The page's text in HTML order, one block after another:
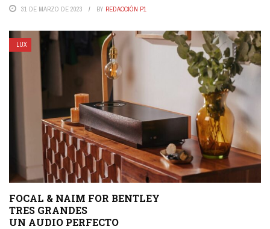
31 DE MARZO DE 2023 BY REDACCIÓN P1
LUX
FOCAL & NAIM FOR BENTLEY
TRES GRANDES
UN AUDIO PERFECTO